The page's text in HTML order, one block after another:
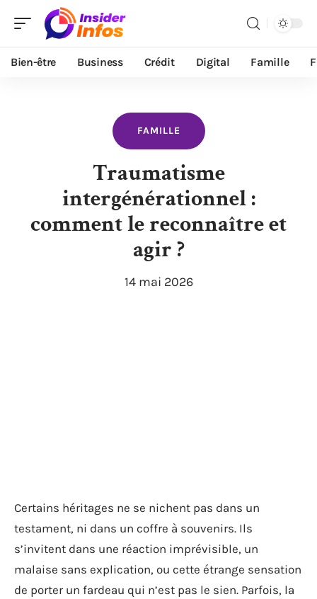
Bien-être Business Crédit Digital Famille
FAMILLE
Traumatisme
intergénérationnel :
comment le reconnaître et
agir ?
14 mai 2026
Certains héritages ne se nichent pas dans un
testament, ni dans un coffre à souvenirs. Ils
s’invitent dans une réaction imprévisible, un
malaise sans explication, ou cette étrange sensation
de porter un fardeau qui n’est pas le sien. Parfois, la